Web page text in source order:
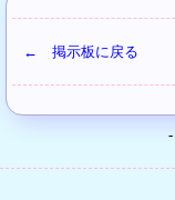
← 掲示板に戻る
-